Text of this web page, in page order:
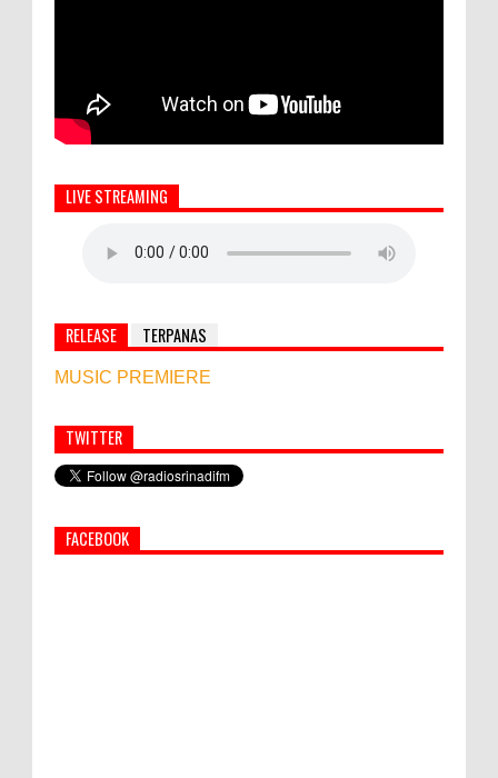
LIVE STREAMING
RELEASE TERPANAS
MUSIC PREMIERE
Simbol Persahabatan, RI Bangun Islamic Centre di
Afghanistan
PEMKAB KLUNGKUNG GELAR PASAR
TWITTER
FACEBOOK